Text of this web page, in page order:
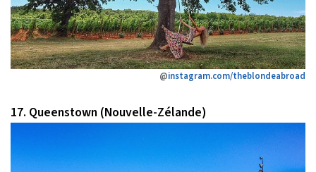
@instagram.com/theblondeabroad
17. Queenstown (Nouvelle-Zélande)